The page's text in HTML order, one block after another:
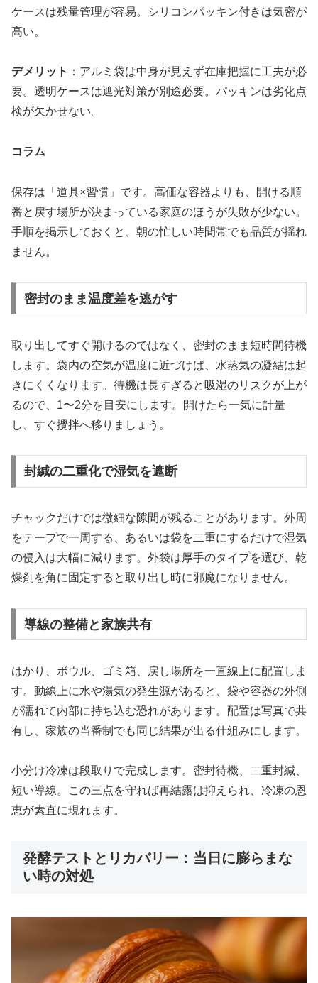
ケースは残量管理が容易。シリコンパッキン付きは気密が
高い。
デメリット ：アルミ袋は中身が見えず在庫把握に工夫が必
要。透明ケースは遮光対策が別途必要。パッキンは劣化点
検が欠かせない。
コラム
保存は「道具×習慣」です。高価な容器よりも、開ける順
番と戻す場所が決まっている家庭のほうが失敗が少ない。
手順を掲示しておくと、朝の忙しい時間帯でも品質が揺れ
ません。
密封のまま温度差を逃がす
取り出してすぐ開けるのではなく、密封のまま短時間待機
します。袋内の空気が温度に近づけば、水蒸気の凝結は起
きにくくなります。待機は長すぎると吸湿のリスクが上が
るので、1〜2分を目安にします。開けたら一気に計量
し、すぐ攪拌へ移りましょう。
封緘の二重化で湿気を遮断
チャックだけでは微細な隙間が残ることがあります。外周
をテープで一周する、あるいは袋を二重にするだけで湿気
の侵入は大幅に減ります。外袋は厚手のタイプを選び、乾
燥剤を角に固定すると取り出し時に邪魔になりません。
導線の整備と家族共有
はかり、ボウル、ゴミ箱、戻し場所を一直線上に配置しま
す。動線上に水や湯気の発生源があると、袋や容器の外側
が濡れて内部に持ち込む恐れがあります。配置は写真で共
有し、家族の当番制でも同じ結果が出る仕組みにします。
小分け冷凍は段取りで完成します。密封待機、二重封緘、
短い導線。この三点を守れば再結露は抑えられ、冷凍の恩
恵が素直に現れます。
発酵テストとリカバリー：当日に膨らまな
い時の対処